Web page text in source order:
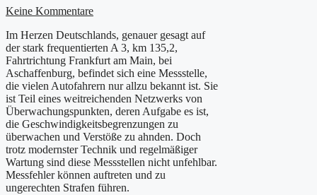
Keine Kommentare
Im Herzen Deutschlands, genauer gesagt auf
der stark frequentierten A 3, km 135,2,
Fahrtrichtung Frankfurt am Main, bei
Aschaffenburg, befindet sich eine Messstelle,
die vielen Autofahrern nur allzu bekannt ist. Sie
ist Teil eines weitreichenden Netzwerks von
Überwachungspunkten, deren Aufgabe es ist,
die Geschwindigkeitsbegrenzungen zu
überwachen und Verstöße zu ahnden. Doch
trotz modernster Technik und regelmäßiger
Wartung sind diese Messstellen nicht unfehlbar.
Messfehler können auftreten und zu
ungerechten Strafen führen.